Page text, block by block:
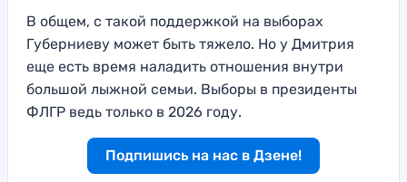
В общем, с такой поддержкой на выборах
Губерниеву может быть тяжело. Но у Дмитрия
еще есть время наладить отношения внутри
большой лыжной семьи. Выборы в президенты
ФЛГР ведь только в 2026 году.
Подпишись на нас в Дзене!